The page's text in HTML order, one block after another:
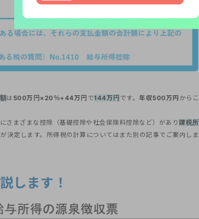
は 500万円×20％+44万円 で144万円 です。 年収500万円 からこ
さまざまな控除（基礎控除や社会保険料控除など）があり 課税所
決定します。所得税の計算についてはまた別の記事でご案内しま
します！